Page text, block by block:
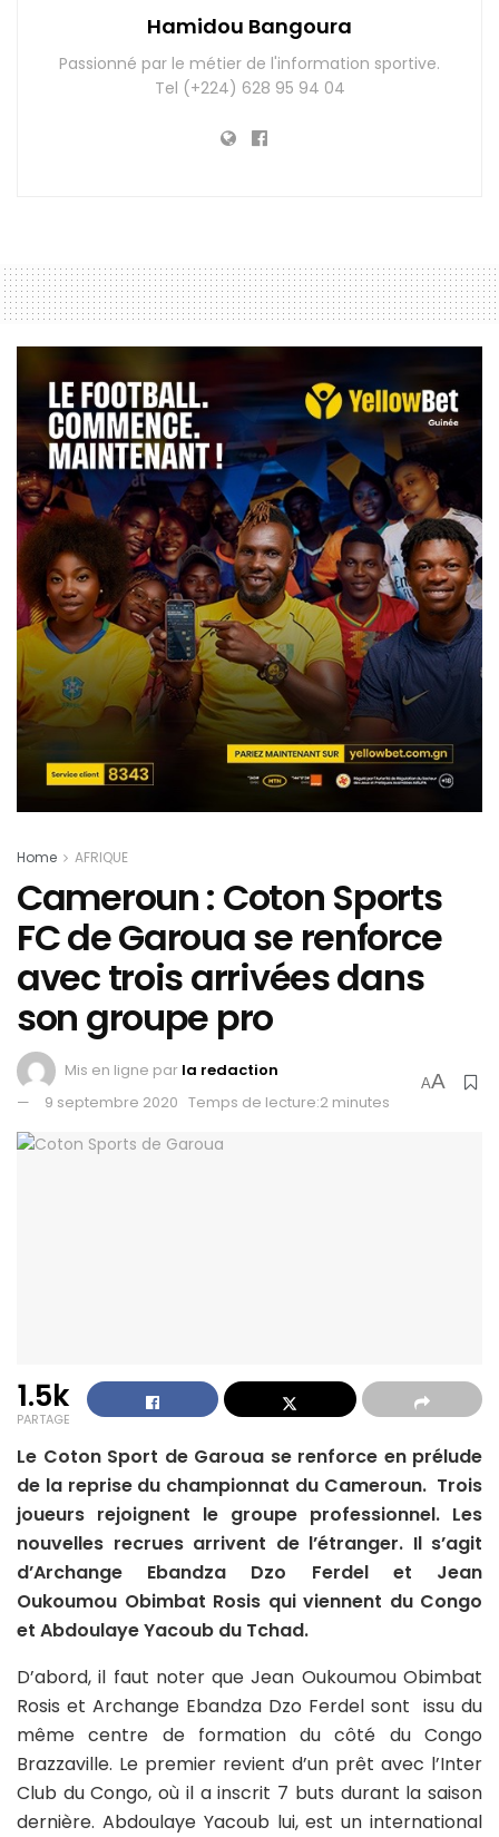
Hamidou Bangoura
Passionné par le métier de l'information sportive.
Tel (+224) 628 95 94 04
Home AFRIQUE
Cameroun : Coton Sports
FC de Garoua se renforce
avec trois arrivées dans
son groupe pro
Mis en ligne par la redaction
9 septembre 2020 Temps de lecture:2 minutes
AA
1.5k
PARTAGE
Le Coton Sport de Garoua se renforce en prélude
de la reprise du championnat du Cameroun. Trois
joueurs rejoignent le groupe professionnel. Les
nouvelles recrues arrivent de l’étranger. Il s’agit
d’Archange Ebandza Dzo Ferdel et Jean
Oukoumou Obimbat Rosis qui viennent du Congo
et Abdoulaye Yacoub du Tchad.
D’abord, il faut noter que Jean Oukoumou Obimbat
Rosis et Archange Ebandza Dzo Ferdel sont issu du
même centre de formation du côté du Congo
Brazzaville. Le premier revient d’un prêt avec l’Inter
Club du Congo, où il a inscrit 7 buts durant la saison
dernière. Abdoulaye Yacoub lui, est un international